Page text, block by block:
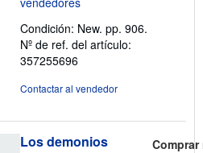
Condición: New. pp. 906.
Nº de ref. del artículo:
357255696
Contactar al vendedor
Los demonios